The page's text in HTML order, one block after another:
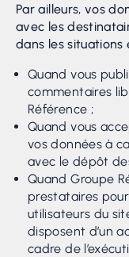
Par ailleurs, vos
avec les
dans les situations
Quand vous
commentaires
Référence ;
Quand vous
vos données à
avec le dépôt
Quand Groupe
prestataires
utilisateurs du
disposent d’un
cadre de